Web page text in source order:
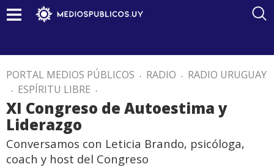
PORTAL MEDIOS PÚBLICOS . RADIO . RADIO URUGUAY
. ESPÍRITU LIBRE .
XI Congreso de Autoestima y
Liderazgo
Conversamos con Leticia Brando, psicóloga,
coach y host del Congreso